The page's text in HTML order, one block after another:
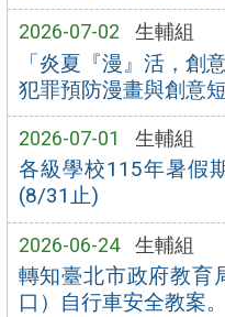
2026-07-02 生輔組
「炎夏『漫』活，創
犯罪預防漫畫與創意
2026-07-01 生輔組
各級學校115年暑假
(8/31止)
2026-06-24 生輔組
轉知臺北市政府教育
口）自行車安全教案。